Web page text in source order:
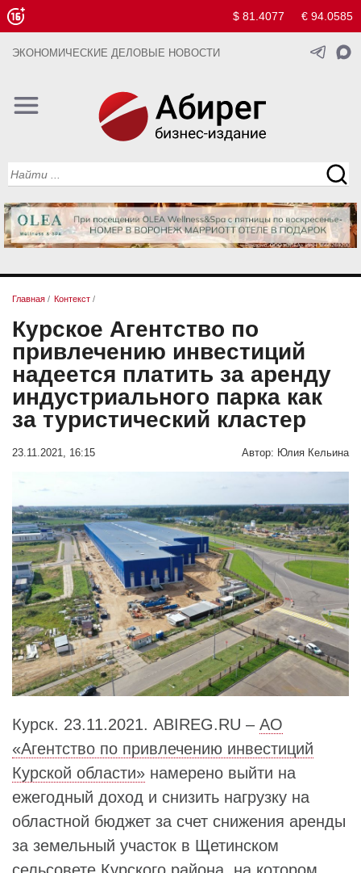
$ 81.4077 € 94.0585
ЭКОНОМИЧЕСКИЕ ДЕЛОВЫЕ НОВОСТИ
Главная / Контекст /
Курское Агентство по
привлечению инвестиций
надеется платить за аренду
индустриального парка как
за туристический кластер
23.11.2021, 16:15 Автор: Юлия Кельина
Курск. 23.11.2021. ABIREG.RU – АО
«Агентство по привлечению инвестиций
Курской области» намерено выйти на
ежегодный доход и снизить нагрузку на
областной бюджет за счет снижения аренды
за земельный участок в Щетинском